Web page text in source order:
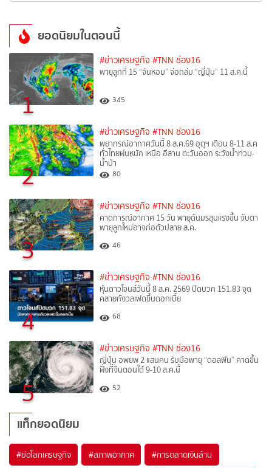
ยอดนิยมในตอนนี้
1
#ข่าวเศรษฐกิจ #TNN ช่อง16
พายุลูกที่ 15 “จันหอม” จ่อถล่ม “ญี่ปุ่น” 11 ส.ค.นี้
345
2
#ข่าวเศรษฐกิจ #TNN ช่อง16
พยากรณ์อากาศวันนี้ 8 ส.ค.69 อุตุฯ เตือน 8-11 ส.ค
ทั่วไทยฝนหนัก เหนือ อีสาน ตะวันออก ระวังน้ำท่วม-
น้ำป่า
80
3
#ข่าวเศรษฐกิจ #TNN ช่อง16
คาดการณ์อากาศ 15 วัน พายุดันมรสุมแรงขึ้น จับตา
พายุลูกใหม่อาจก่อตัวปลาย ส.ค.
46
4
#ข่าวเศรษฐกิจ #TNN ช่อง16
หุ้นดาวโจนส์วันนี้ 8 ส.ค. 2569 ปิดบวก 151.83 จุด
คลายกังวลเฟดขึ้นดอกเบี้ย
68
5
#ข่าวเศรษฐกิจ #TNN ช่อง16
ญี่ปุ่น อพยพ 2 แสนคน รับมือพายุ “ดอลฟิน” คาดขึ้น
ฝั่งที่จีนตอนใต้ 9-10 ส.ค.นี้
52
แท็กยอดนิยม
#ย่อโลกเศรษฐกิจ #สภาพอากาศ #การตลาดเงินล้าน